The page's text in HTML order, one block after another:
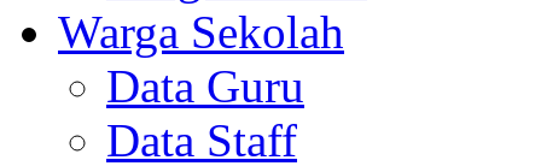
Warga Sekolah
Data Guru
Data Staff